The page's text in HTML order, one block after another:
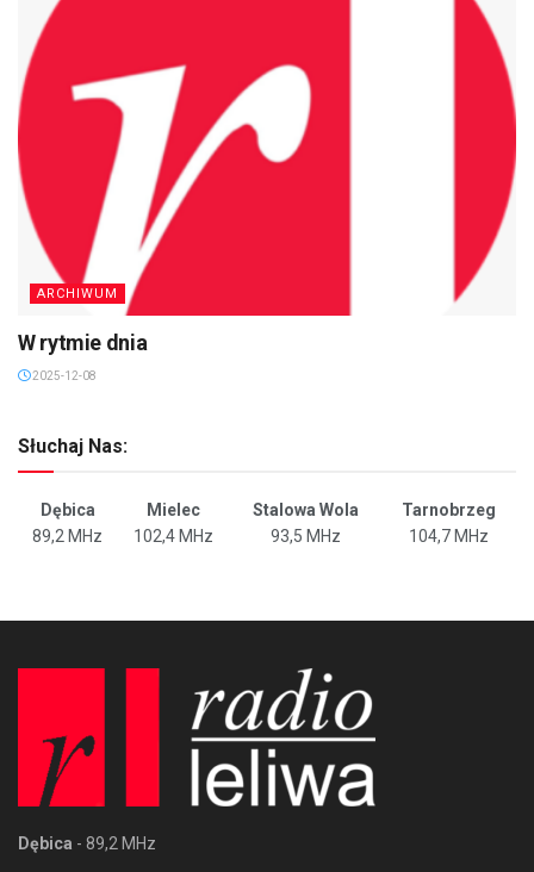
ARCHIWUM
W rytmie dnia
2025-12-08
Słuchaj Nas:
Dębica Mielec Stalowa Wola
Tarnobrzeg
89,2 MHz
102,4 MHz 93,5 MHz 104,7 MHz
Dębica - 89,2 MHz